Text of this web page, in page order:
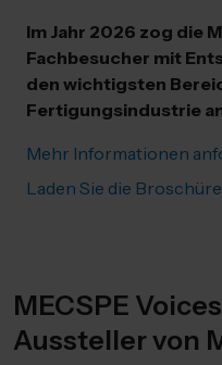
Im Jahr 2026 zog die
Fachbesucher mit
den wichtigsten
Fertigungsindustrie
Mehr Informationen
Laden Sie die
MECSPE
Aussteller von